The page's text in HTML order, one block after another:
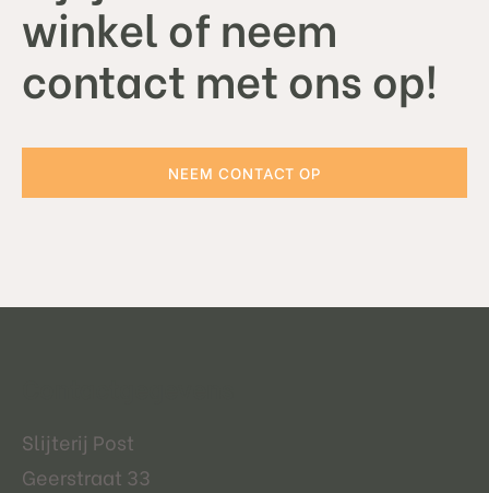
winkel of neem
contact met ons op!
NEEM CONTACT OP
Slijterij Post
Geerstraat 33